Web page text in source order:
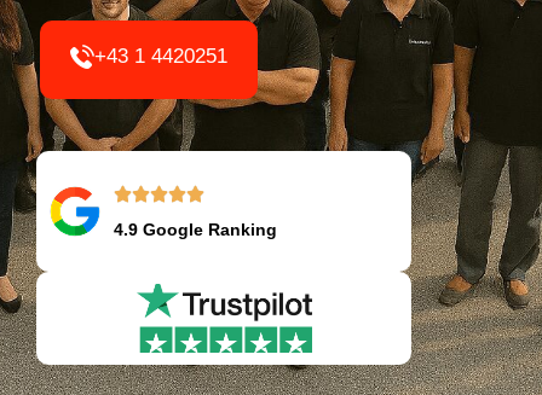
+43 1 4420251
4.9 Google Ranking